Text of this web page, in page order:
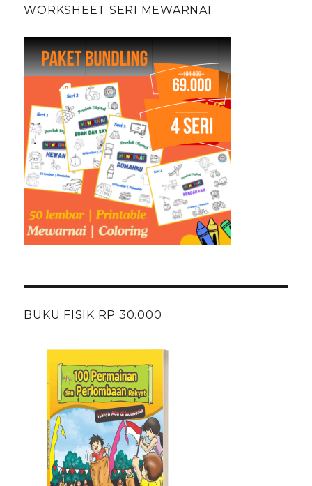
WORKSHEET SERI MEWARNAI
BUKU FISIK RP 30.000